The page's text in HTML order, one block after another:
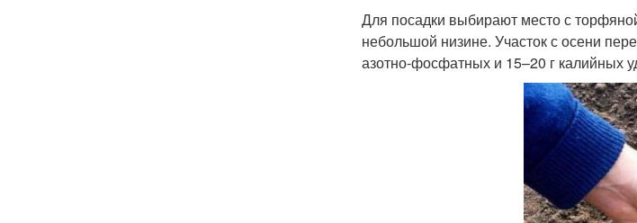
Для посадки выбирают место с
небольшой низине. Участок с осени
азотно-фосфатных и 15–20 г калийных